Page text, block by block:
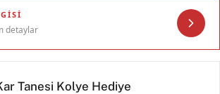
detaylar
Tanesi Kolye Hediye